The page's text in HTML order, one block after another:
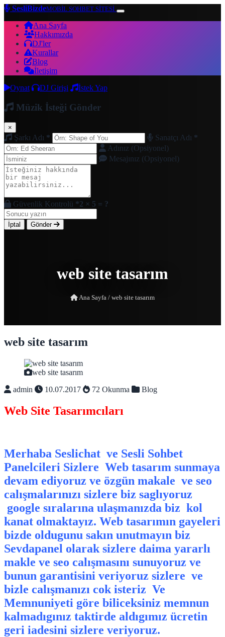
SesliBizdeMOBİL SOHBET SİTESİ
Ana Sayfa
Hakkımızda
DJ'ler
Kurallar
Blog
İletişim
Oynat
DJ Girişi İstek Yap
Müzik İsteği Gönder
×
Şarkı Adı * Sanatçı Adı *
Adınız (Opsiyonel)
Mesajınız (Opsiyonel)
Güvenlik Kontrolü *2 × 5 = ?
İptal Gönder
web site tasarım
Ana Sayfa / web site tasarım
web site tasarım
web site tasarım
admin
10.07.2017 72 Okunma Blog
Web Site Tasarımcıları
Merhaba Seslichat ve Sesli Sohbet
Panelcileri Sizlere Web tasarım sunmaya
devam ediyoruz ve özgün makale ve seo
calışmalarınızı sizlere biz saglıyoruz
google sıralarına ulaşmanızda biz kol
kanat olmaktayız. Web tasarımın gayeleri
bizde oldugunu sakın unutmayın biz
Sevdapanel olarak sizlere daima yararlı
makle ve seo calışmasını sunuyoruz ve
bunun garantisini veriyoruz sizlere ve
bizle calışmanızı cok isteriz Ve
Memnuniyeti göre biliceksiniz memnun
kalmadıgınız taktirde aldıgımız ücretin
geri iadesini sizlere veriyoruz.